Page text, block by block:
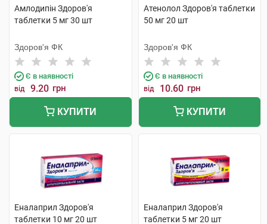
Амлодипін Здоров'я
таблетки 5 мг 30 шт
Здоров'я ФК
Є в наявності
від 9.20 грн
КУПИТИ
Атенолол Здоров'я таблетки
50 мг 20 шт
Здоров'я ФК
Є в наявності
від 10.60 грн
КУПИТИ
Еналаприл Здоров'я
таблетки 10 мг 20 шт
Еналаприл Здоров'я
таблетки 5 мг 20 шт